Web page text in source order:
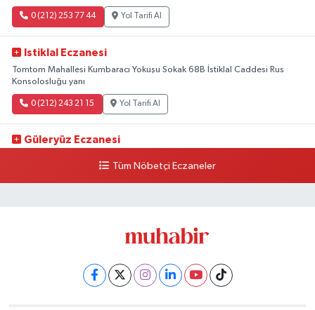
0 (212) 253 77 44 Yol Tarifi Al
Istiklal Eczanesi
Tomtom Mahallesi Kumbaracı Yokuşu Sokak 68B İstiklal Caddesi Rus
Konsolosluğu yanı
0 (212) 243 21 15 Yol Tarifi Al
Güleryüz Eczanesi
kalaycıbahçe Meydana DoğruTüm Nöbetçi Eczaneler